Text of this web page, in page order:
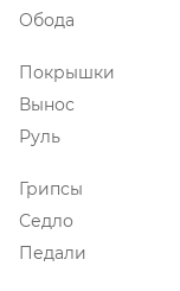
Обода
Покрышки
Вынос
Руль
Грипсы
Седло
Педали